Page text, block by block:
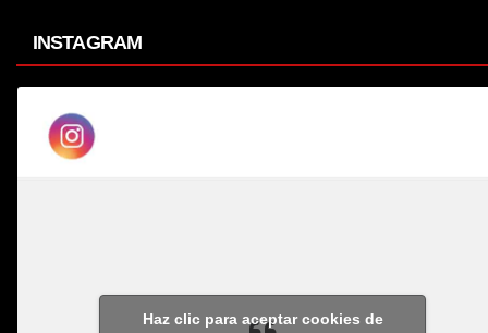
INSTAGRAM
Haz clic para aceptar cookies de